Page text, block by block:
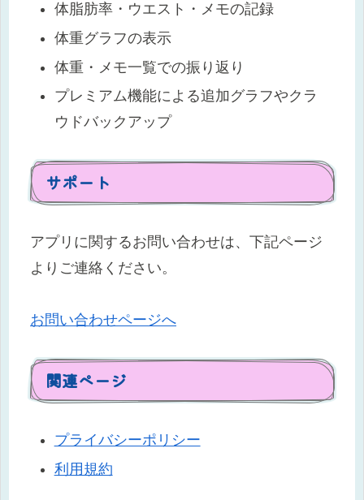
体脂肪率・ウエスト・メモの記録
体重グラフの表示
体重・メモ一覧での振り返り
プレミアム機能による追加グラフやクラ
ウドバックアップ
サポート
アプリに関するお問い合わせは、下記ページ
よりご連絡ください。
お問い合わせページへ
関連ページ
プライバシーポリシー
利用規約